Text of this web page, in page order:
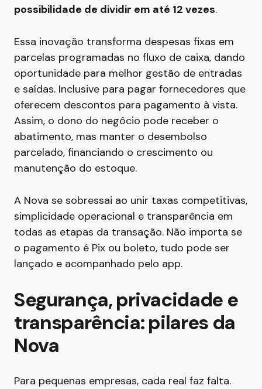
possibilidade de dividir em até 12 vezes.
Essa inovação transforma despesas fixas em
parcelas programadas no fluxo de caixa, dando
oportunidade para melhor gestão de entradas
e saídas. Inclusive para pagar fornecedores que
oferecem descontos para pagamento à vista.
Assim, o dono do negócio pode receber o
abatimento, mas manter o desembolso
parcelado, financiando o crescimento ou
manutenção do estoque.
A Nova se sobressai ao unir taxas competitivas,
simplicidade operacional e transparência em
todas as etapas da transação. Não importa se
o pagamento é Pix ou boleto, tudo pode ser
lançado e acompanhado pelo app.
Segurança, privacidade e
transparência: pilares da
Nova
Para pequenas empresas, cada real faz falta.